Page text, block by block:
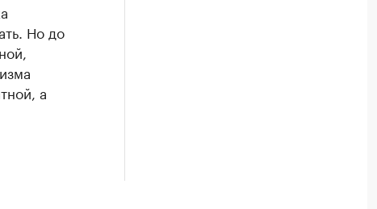
Но до
а